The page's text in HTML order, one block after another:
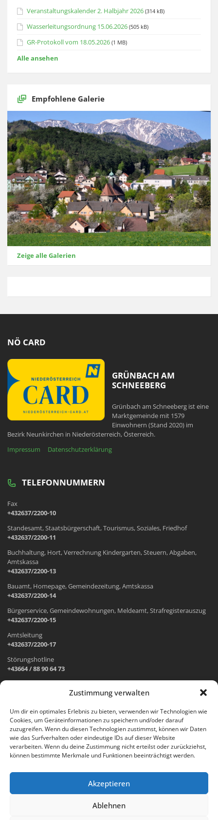
Zustimmung verwalten
Um dir ein optimales Erlebnis zu bieten, verwenden wir Technologien wie
Cookies, um Geräteinformationen zu speichern und/oder darauf
zuzugreifen. Wenn du diesen Technologien zustimmst, können wir Daten
wie das Surfverhalten oder eindeutige IDs auf dieser Website
verarbeiten. Wenn du deine Zustimmung nicht erteilst oder zurückziehst,
können bestimmte Merkmale und Funktionen beeinträchtigt werden.
Akzeptieren
Ablehnen
Veranstaltungskalender 2. Halbjahr 2026 (314 kB)
Wasserleitungsordnung 15.06.2026 (505 kB)
GR-Protokoll vom 18.05.2026 (1 MB)
Alle ansehen
Empfohlene Galerie
Zeige alle Galerien
NÖ CARD
GRÜNBACH AM
SCHNEEBERG
Grünbach am Schneeberg ist eine
Marktgemeinde mit 1579
Einwohnern (Stand 2020) im
Bezirk Neunkirchen in Niederösterreich, Österreich.
Impressum
Datenschutzerklärung
TELEFONNUMMERN
Fax
+432637/2200-10
Standesamt, Staatsbürgerschaft, Tourismus, Soziales, Friedhof
+432637/2200-11
Buchhaltung, Hort, Verrechnung Kindergarten, Steuern, Abgaben,
Amtskassa
+432637/2200-13
Bauamt, Homepage, Gemeindezeitung, Amtskassa
+432637/2200-14
Bürgerservice, Gemeindewohnungen, Meldeamt, Strafregisterauszug
+432637/2200-15
Amtsleitung
+432637/2200-17
Störungshotline
+43664 / 88 90 64 73
Wr. Neustädter Straße 1
2733 Grünbach am Schneeberg
Öffnungszeiten Gemeindeamt:
Montag: 8.00 – 12.00 Uhr und 14.00 – 18.00 Uhr
Freitag: 8.00 – 12.00 Uhr
Email: